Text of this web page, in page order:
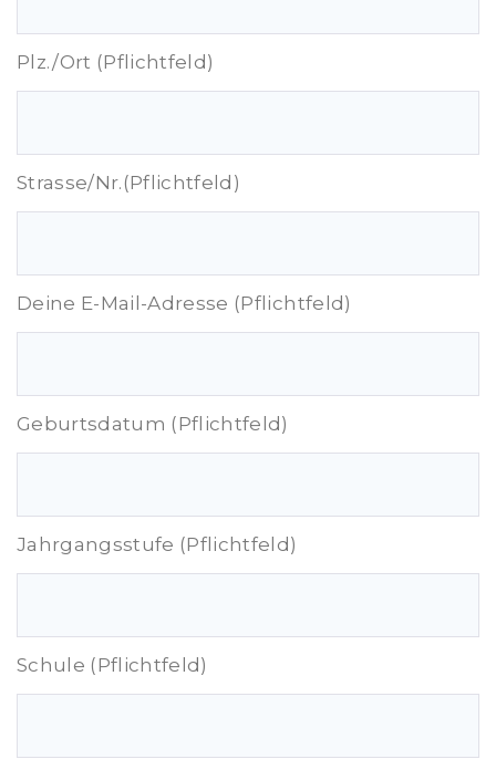
Plz./Ort (Pflichtfeld)
Strasse/Nr.(Pflichtfeld)
Deine E-Mail-Adresse (Pflichtfeld)
Geburtsdatum (Pflichtfeld)
Jahrgangsstufe (Pflichtfeld)
Schule (Pflichtfeld)